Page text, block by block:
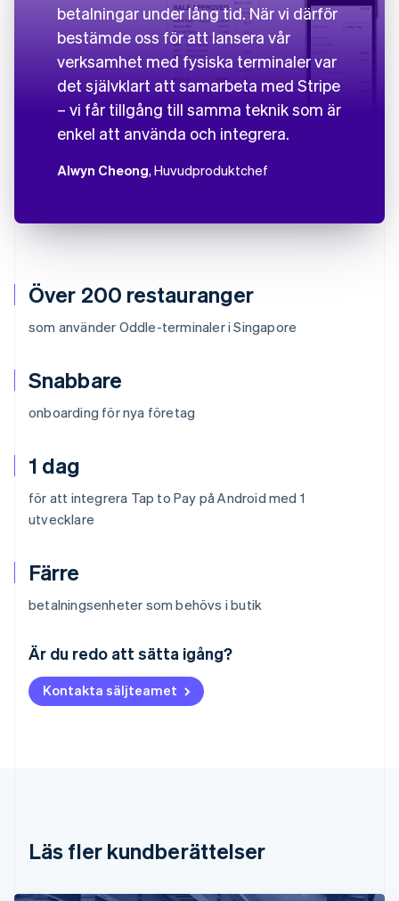
Över 200 restauranger
som använder Oddle-terminaler i Singapore
Snabbare
onboarding för nya företag
1 dag
för att integrera Tap to Pay på Android med 1
utvecklare
Färre
betalningsenheter som behövs i butik
Är du redo att sätta igång?
Kontakta säljteamet
betalningar under lång tid. När vi därför
bestämde oss för att lansera vår
verksamhet med fysiska terminaler var
det självklart att samarbeta med Stripe
– vi får tillgång till samma teknik som är
enkel att använda och integrera.
Alwyn Cheong, Huvudproduktchef
Läs fler kundberättelser
Belgien
NederlandsFrançaisDeutsch
Brasilien
PortuguêsEnglish
English